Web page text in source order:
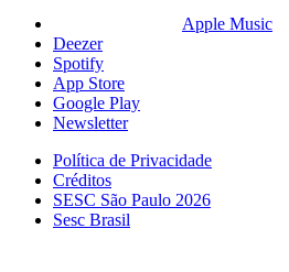
Apple Music
Deezer
Spotify
App Store
Google Play
Newsletter
Política de Privacidade
Créditos
SESC São Paulo 2026
Sesc Brasil